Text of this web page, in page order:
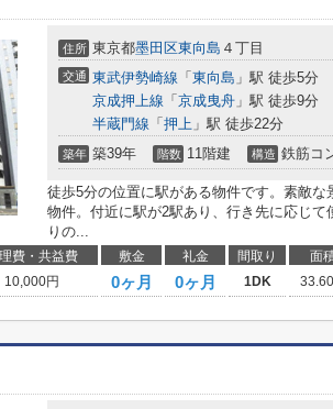
住所 東京都墨田区東向島 ４丁目
交通 東武伊勢崎線 「 東向島 」駅 徒歩5分
京成押上線 「 京成曳舟 」駅 徒歩9分
半蔵門線 「 押上 」駅 徒歩22分
築年 築39年 階数 11階建 構造 鉄筋コ
徒歩5分の位置に駅がある物件です。素敵
物件。付近に駅が2駅あり、行き先に応じ
りの...
費・共益費 敷金 礼金 間取り 面
10,000円 0ヶ月 0ヶ月 1DK